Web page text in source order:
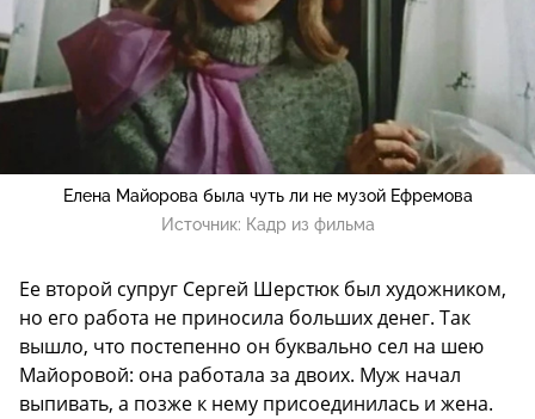
Елена Майорова была чуть ли не музой Ефремова
Источник: Кадр из фильма
Ее второй супруг Сергей Шерстюк был художником,
но его работа не приносила больших денег. Так
вышло, что постепенно он буквально сел на шею
Майоровой: она работала за двоих. Муж начал
выпивать, а позже к нему присоединилась и жена.